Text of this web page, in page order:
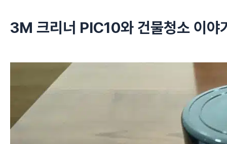
3M 크리너 PIC10와 건물청소 이야